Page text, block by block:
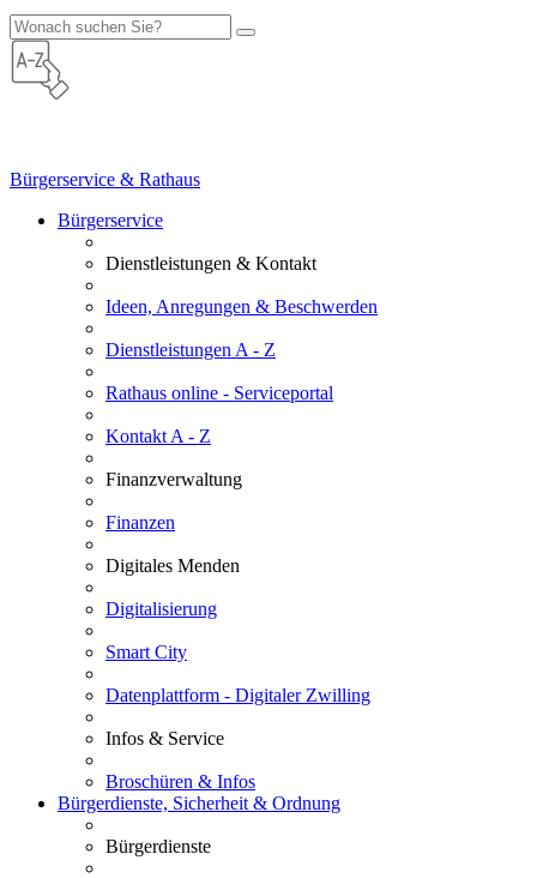
Bürgerservice & Rathaus
Bürgerservice
Dienstleistungen & Kontakt
Ideen, Anregungen & Beschwerden
Dienstleistungen A - Z
Rathaus online - Serviceportal
Kontakt A - Z
Finanzverwaltung
Finanzen
Digitales Menden
Digitalisierung
Smart City
Datenplattform - Digitaler Zwilling
Infos & Service
Broschüren & Infos
Bürgerdienste, Sicherheit & Ordnung
Bürgerdienste